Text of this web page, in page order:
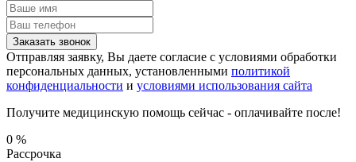
Заказать звонок
Отправляя заявку, Вы даете согласие с условиями обработки
персональных данных, установленными политикой
конфиденциальности и условиями использования сайта
Получите медицинскую помощь сейчас - оплачивайте после!
0 %
Рассрочка